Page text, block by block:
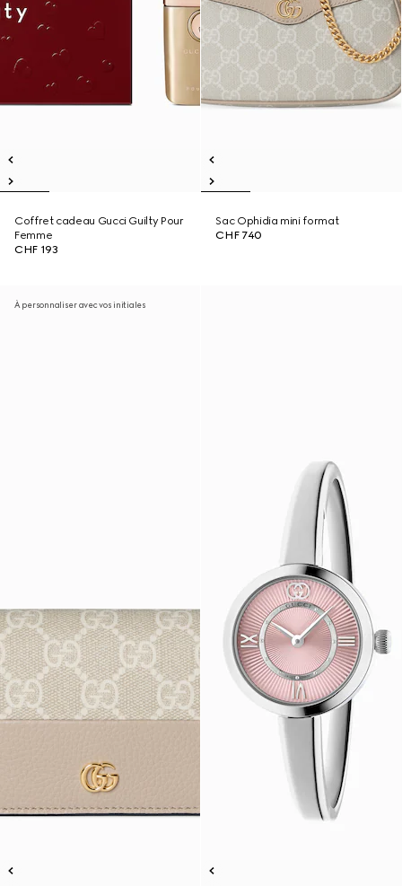
Coffret cadeau Gucci Guilty Pour
Femme
CHF 193
Sac Ophidia mini format
CHF 740
À personnaliser avec vos initiales